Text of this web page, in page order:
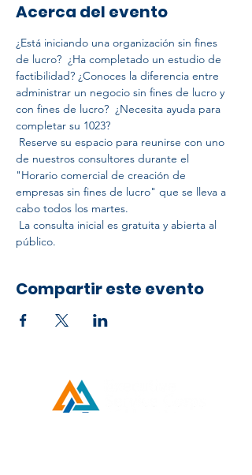
Acerca del evento
¿Está iniciando una organización sin fines
de lucro?  ¿Ha completado un estudio de
factibilidad? ¿Conoces la diferencia entre
administrar un negocio sin fines de lucro y
con fines de lucro?  ¿Necesita ayuda para
completar su 1023?
de nuestros consultores durante el
"Horario comercial de creación de
empresas sin fines de lucro" que se lleva a
cabo todos los martes.
público.
Compartir este evento